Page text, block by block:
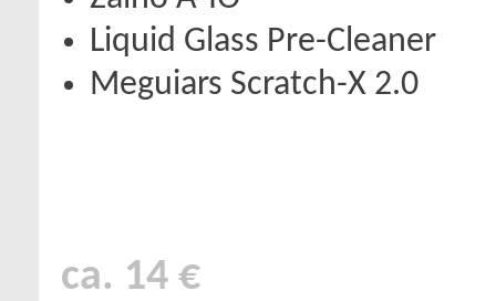
Liquid Glass Pre-Cleaner
Meguiars Scratch-X 2.0
ca. 14 €